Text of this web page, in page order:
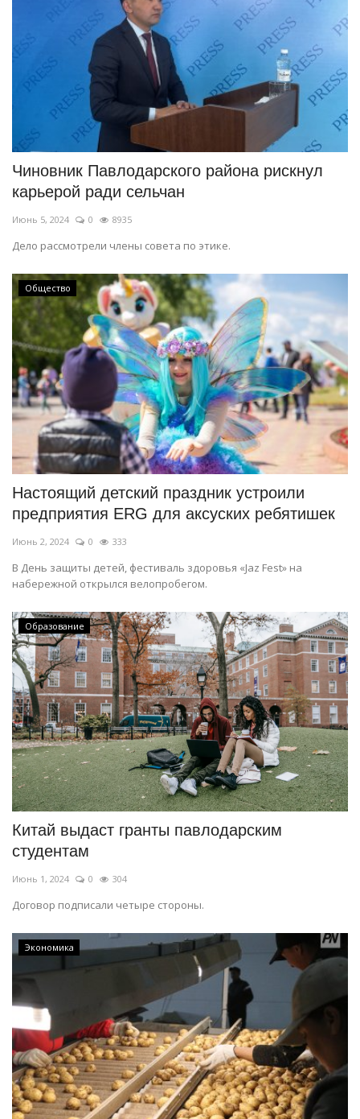
Чиновник Павлодарского района рискнул
карьерой ради сельчан
Июнь 5, 2024 0 8935
Дело рассмотрели члены совета по этике.
Общество
Настоящий детский праздник устроили
предприятия ERG для аксуских ребятишек
Июнь 2, 2024 0 333
В День защиты детей, фестиваль здоровья «Jaz Fest» на
набережной открылся велопробегом.
Образование
Китай выдаст гранты павлодарским
студентам
Июнь 1, 2024 0 304
Договор подписали четыре стороны.
Экономика